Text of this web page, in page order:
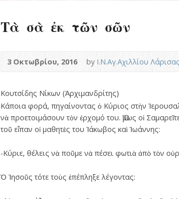
Τὰ σὰ ἐκ τῶν σῶν
3 Οκτωβρίου, 2016 byΙ.Ν.Αγ.Αχιλλίου Λάρισας
Κουτσίδης Νίκων (Ἀρχιμανδρίτης)
Κάποια φορά, πηγαίνοντας ὁ Κύριος στὴν
νὰ προετοιμάσουν τὸν ἐρχομό του. Ὅμως οἱ
τοῦ εἶπαν οἱ μαθητὲς του Ἰάκωβος καὶ Ἰωάννης:
-Κύριε, θέλεις νὰ ποῦμε νὰ πέσει φωτιὰ ἀπὸ τὸν
Ὁ Ἰησοῦς τότε τοὺς ἐπέπληξε λέγοντας: